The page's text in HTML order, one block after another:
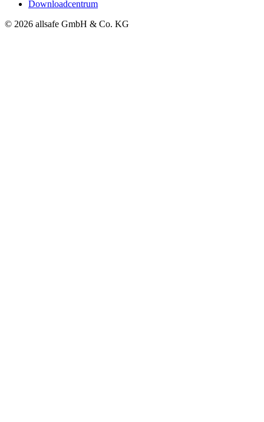
Downloadcentrum
© 2026 allsafe GmbH & Co. KG